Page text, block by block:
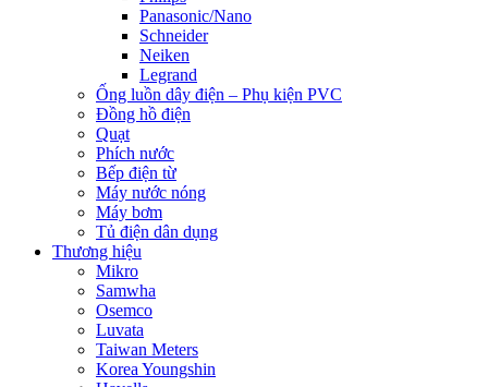
Panasonic/Nano
Schneider
Neiken
Legrand
Ống luồn dây điện – Phụ kiện PVC
Đồng hồ điện
Quạt
Phích nước
Bếp điện từ
Máy nước nóng
Máy bơm
Tủ điện dân dụng
Thương hiệu
Mikro
Samwha
Osemco
Luvata
Taiwan Meters
Korea Youngshin